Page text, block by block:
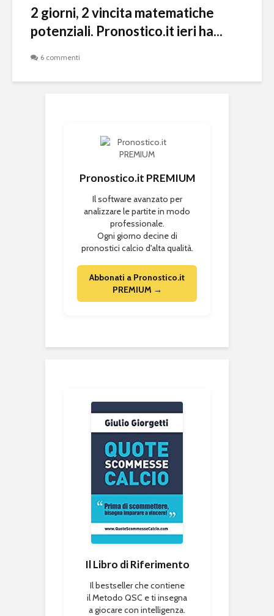
2 giorni, 2 vincita matematiche
potenziali. Pronostico.it ieri ha...
6 commenti
Pronostico.it PREMIUM
Il software avanzato per
analizzare le partite in modo
professionale.
Ogni giorno decine di
pronostici calcio d'alta qualità.
Abbonati a Pronostico.it
PREMIUM →
Il Libro di Riferimento
Il bestseller che contiene
il Metodo QSC e ti insegna
a giocare con intelligenza.